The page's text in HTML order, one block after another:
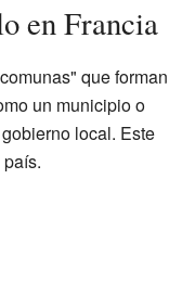
en Francia
que forman
un municipio o
local. Este